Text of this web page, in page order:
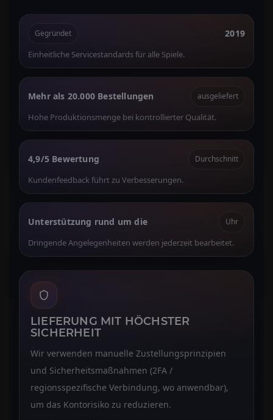
Gegründet 2019
Einheitliche Servicestandards für alle Spiele.
Mehr als 20.000 Bestellungen ausgeliefert
Hohe Produktionsmenge bei kontrollierter Qualität.
4,9/5 Bewertung Durchschnitt
Kundenfeedback führt zu Verbesserungen.
Unterstützung rund um die Uhr
Dringende Angelegenheiten werden jederzeit bearbeitet.
LIEFERUNG MIT HÖCHSTER
SICHERHEIT
Wir verwenden manuelle Zustellungsprinzipien
und Sicherheitsmaßnahmen (2FA /
regionsspezifische Verbindung, wo anwendbar),
um das Kontorisiko zu reduzieren.